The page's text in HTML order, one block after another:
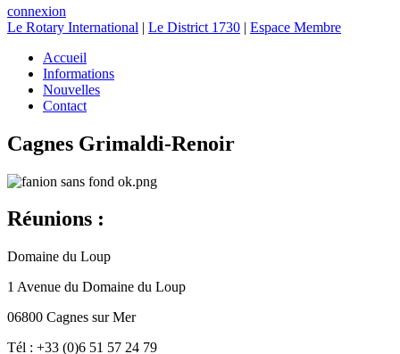
connexion
Le Rotary International | Le District 1730 | Espace Membre
Accueil
Informations
Nouvelles
Contact
Cagnes Grimaldi-Renoir
Réunions :
Domaine du Loup
1 Avenue du Domaine du Loup
06800 Cagnes sur Mer
Tél : +33 (0)6 51 57 24 79